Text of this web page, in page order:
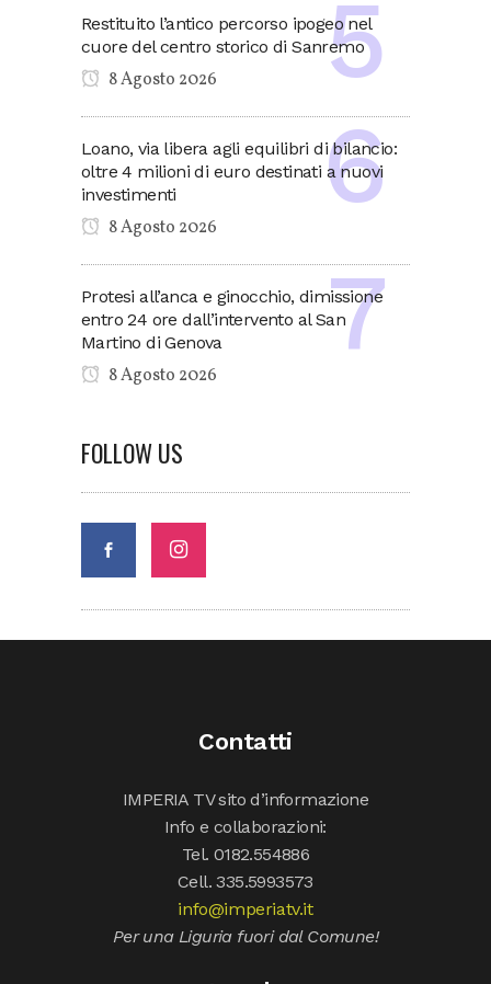
Restituito l’antico percorso ipogeo nel
cuore del centro storico di Sanremo
8 Agosto 2026
Loano, via libera agli equilibri di bilancio:
oltre 4 milioni di euro destinati a nuovi
investimenti
8 Agosto 2026
Protesi all’anca e ginocchio, dimissione
entro 24 ore dall’intervento al San
Martino di Genova
8 Agosto 2026
FOLLOW US
Contatti
IMPERIA TV sito d’informazione
Info e collaborazioni:
Tel. 0182.554886
Cell. 335.5993573
info@imperiatv.it
Per una Liguria fuori dal Comune!